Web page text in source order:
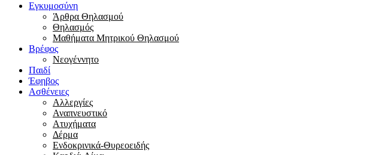
Εγκυμοσύνη
Άρθρα Θηλασμού
Θηλασμός
Μαθήματα Μητρικού Θηλασμού
Βρέφος
Νεογέννητο
Παιδί
Έφηβος
Ασθένειες
Αλλεργίες
Αναπνευστικό
Ατυχήματα
Δέρμα
Ενδοκρινικά-Θυρεοειδής